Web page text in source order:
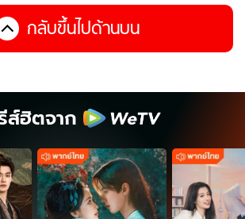
กลับขึ้นไปด้านบน
ส์ฮิตจาก